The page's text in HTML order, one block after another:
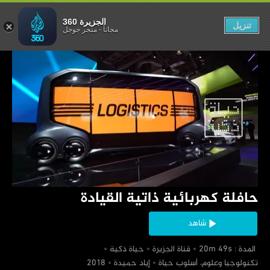
‏حافلة كهربائية ذاتية القيادة
شاهد
‏ المدة : 20m 49s
‏قناة الجزيرة
‏حياة ذكية
‏تكنولوجيا وعلوم، أسلوب حياة
‏إياد حميدة
ذاتية القيادة
الجزيرة 360
مجاناً-متجر جوجل تنزيل